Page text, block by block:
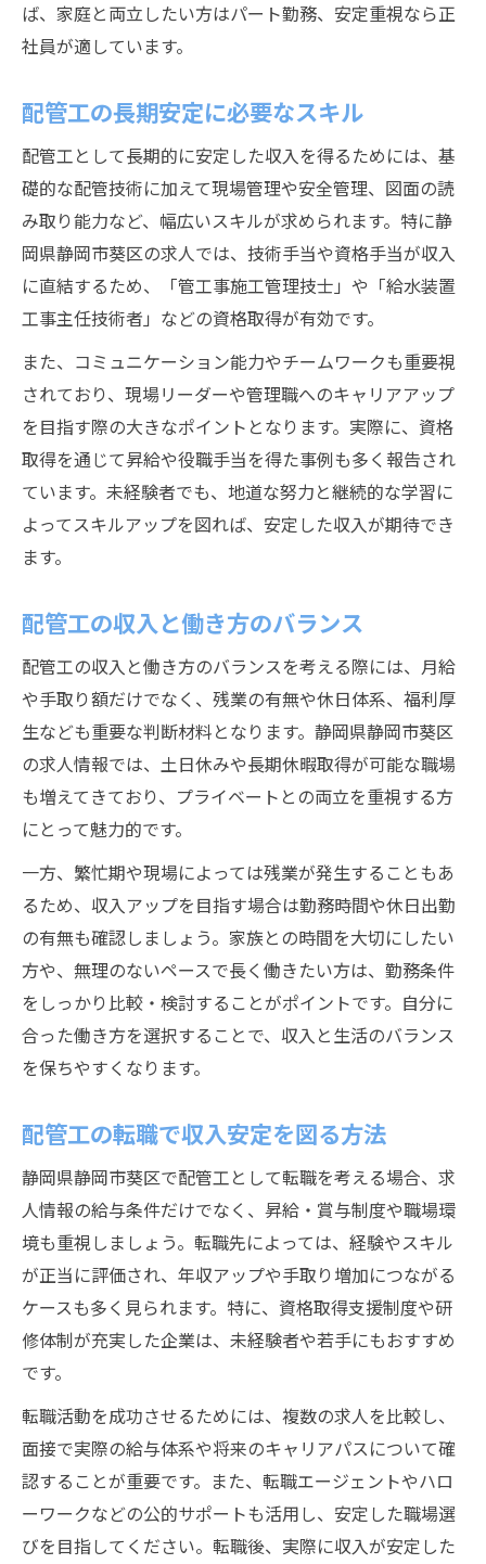
ば、家庭と両立したい方はパート勤務、安定重視なら正
社員が適しています。
配管工の長期安定に必要なスキル
配管工として長期的に安定した収入を得るためには、基
礎的な配管技術に加えて現場管理や安全管理、図面の読
み取り能力など、幅広いスキルが求められます。特に静
岡県静岡市葵区の求人では、技術手当や資格手当が収入
に直結するため、「管工事施工管理技士」や「給水装置
工事主任技術者」などの資格取得が有効です。
また、コミュニケーション能力やチームワークも重要視
されており、現場リーダーや管理職へのキャリアアップ
を目指す際の大きなポイントとなります。実際に、資格
取得を通じて昇給や役職手当を得た事例も多く報告され
ています。未経験者でも、地道な努力と継続的な学習に
よってスキルアップを図れば、安定した収入が期待でき
ます。
配管工の収入と働き方のバランス
配管工の収入と働き方のバランスを考える際には、月給
や手取り額だけでなく、残業の有無や休日体系、福利厚
生なども重要な判断材料となります。静岡県静岡市葵区
の求人情報では、土日休みや長期休暇取得が可能な職場
も増えてきており、プライベートとの両立を重視する方
にとって魅力的です。
一方、繁忙期や現場によっては残業が発生することもあ
るため、収入アップを目指す場合は勤務時間や休日出勤
の有無も確認しましょう。家族との時間を大切にしたい
方や、無理のないペースで長く働きたい方は、勤務条件
をしっかり比較・検討することがポイントです。自分に
合った働き方を選択することで、収入と生活のバランス
を保ちやすくなります。
配管工の転職で収入安定を図る方法
静岡県静岡市葵区で配管工として転職を考える場合、求
人情報の給与条件だけでなく、昇給・賞与制度や職場環
境も重視しましょう。転職先によっては、経験やスキル
が正当に評価され、年収アップや手取り増加につながる
ケースも多く見られます。特に、資格取得支援制度や研
修体制が充実した企業は、未経験者や若手にもおすすめ
です。
転職活動を成功させるためには、複数の求人を比較し、
面接で実際の給与体系や将来のキャリアパスについて確
認することが重要です。また、転職エージェントやハロ
ーワークなどの公的サポートも活用し、安定した職場選
びを目指してください。転職後、実際に収入が安定した